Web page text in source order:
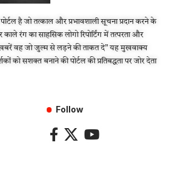
है जो तत्काल और प्रभावशाली सूचना प्रदान करने के
रंग का साहसिक लोगो रिपोर्टिंग में तत्परता और
वह जो जुल्म से लड़ने की ताकत दे” यह मुखवाक्य
को सशक्त बनाने की पोर्टल की प्रतिबद्धता पर जोर देता
Follow